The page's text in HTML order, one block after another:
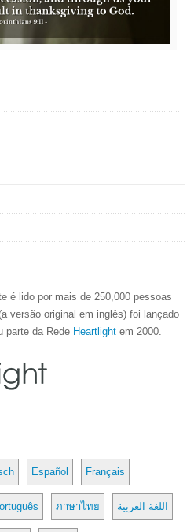
é lido por mais de 250,000 pessoas
versão original em inglês) foi lançado
parte da Rede Heartlight em 2000.
Español Français
ภาษาไทย اللغة العربية